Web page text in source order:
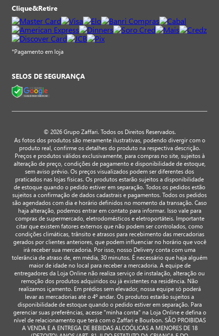
Clique&Retire
*Pagamento em loja
SELOS DE SEGURANÇA
© 2026 Grupo Zaffari. Todos os Direitos Reservados.
As fotos dos produtos são meramente ilustrativas, podendo divergir com o
produto real, confirme os detalhes do produto na respectiva descrição.
Preços e produtos válidos exclusivamente, para compras no site, sujeitos à
alteração de preço, condições de pagamento e disponibilidade de estoque,
sem aviso prévio. Os preços visualizados podem ser diferentes dos
praticados nas lojas físicas. Os produtos estarão sujeitos a disponibilidade
de estoque quando o pedido estiver em separação. Todos os pedidos estão
sujeitos a confirmação de dados cadastrais e pagamentos. Todos os pedidos
são agendados com dia e horário definidos no momento da transação. Caso
haja alteração, podemos entrar em contato para informar. Isso vale para
compras de supermercado, eletrodomésticos e eletroportáteis. Importante
citar que existem fatores externos que não podem ser controlados, como
condições climáticas, trânsito e atrasos para recebimento das mercadorias
gerados por clientes anteriores, que podem influenciar no horário que você
irá receber sua mercadoria. Por isso, nosso Delivery conta com uma
tolerância de atraso de, em média, 30 minutos. É necessário que haja alguém
maior de idade no local para receber a mercadoria. A equipe de
entregadores da Loja Online não realiza serviço de instalação, alteração ou
remoção dos produtos adquiridos ou já existentes na residência. Não
realizamos içamento. Em prédios sem elevador, nossa equipe só poderá
levar as mercadorias até o 4º andar. Os produtos estarão sujeitos a
disponibilidade de estoque quando o pedido estiver em separação. Para
gerenciar suas preferências, acesse "minha conta" na Loja Online e defina o
nível de relacionamento que terá com o Zaffari e Bourbon. SÃO PROIBIDAS
A VENDA E A ENTREGA DE BEBIDAS ALCOÓLICAS A MENORES DE 18